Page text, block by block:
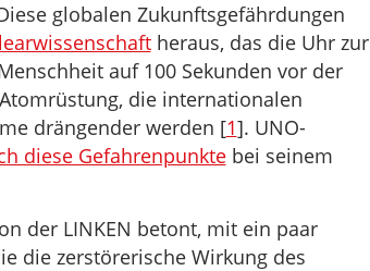
globalen Zukunftsgefährdungen
heraus, das die Uhr zur
auf 100 Sekunden vor der
die internationalen
drängender werden [1]. UNO-
diese Gefahrenpunktebei seinem
der LINKEN betont, mit ein paar
die zerstörerische Wirkung des